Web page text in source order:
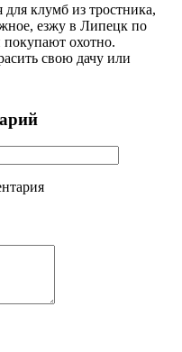
клумб из тростника,
езжу в Липецк по
охотно.
свою дачу или